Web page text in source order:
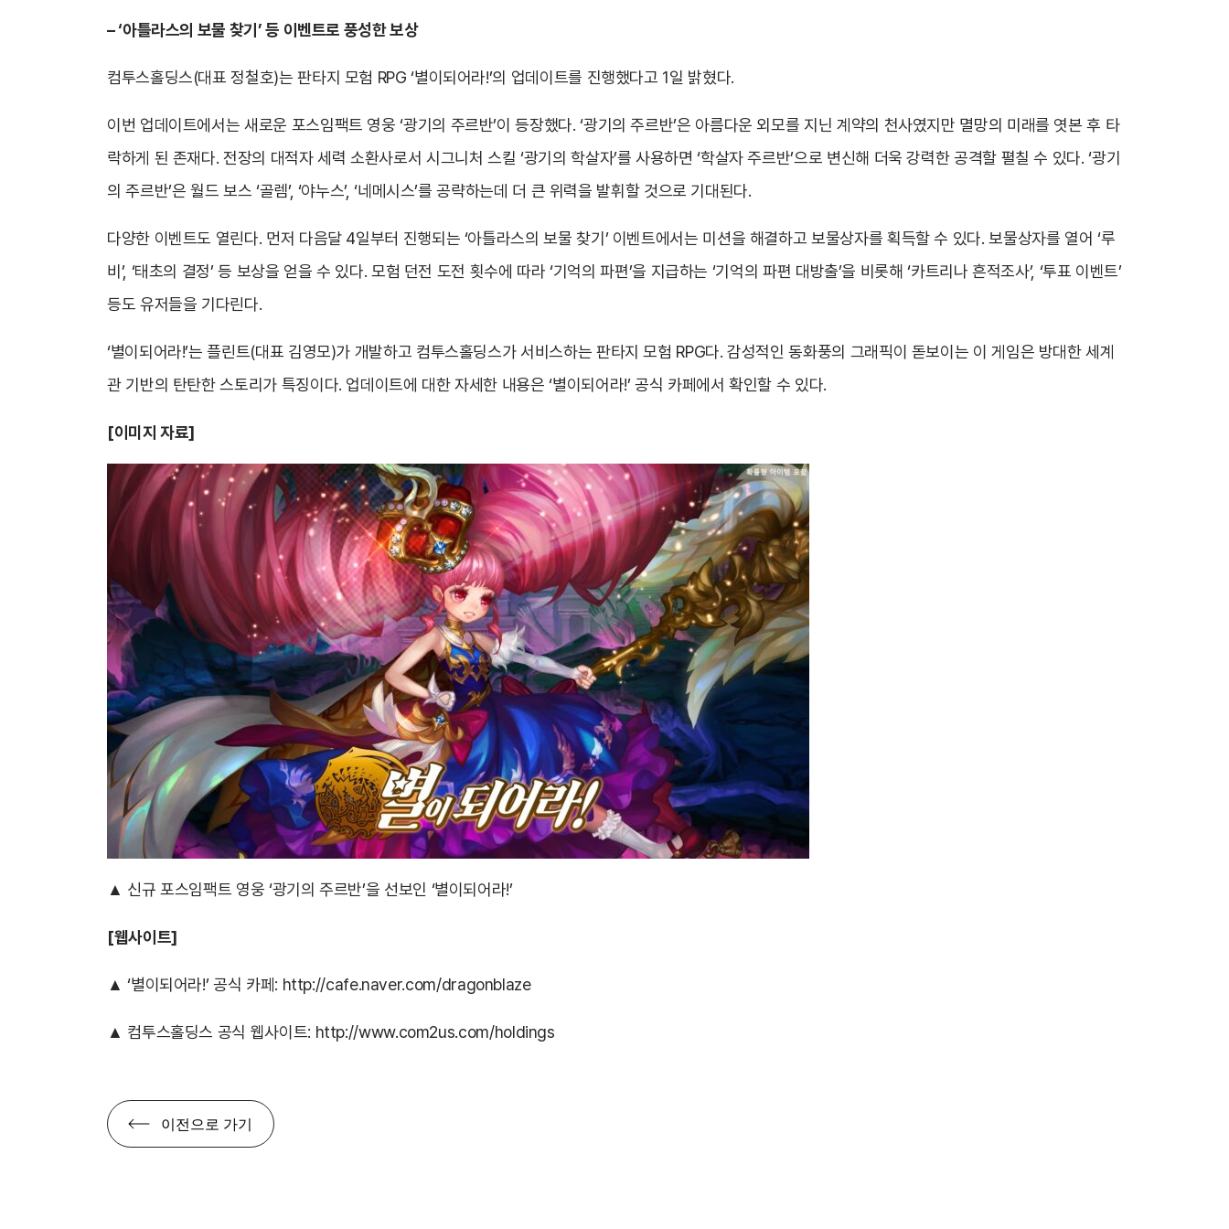
– ‘아틀라스의 보물 찾기’ 등 이벤트로 풍성한 보상
컴투스홀딩스(대표 정철호)는 판타지 모험 RPG ‘별이되어라!’의 업데이트를 진행했다고 1일 밝혔다.
이번 업데이트에서는 새로운 포스임팩트 영웅 ‘광기의 주르반’이 등장했다. ‘광기의 주르반’은 아름다운 외모를 지닌 계약의 천사였지만 멸망의 미래를 엿본 후 타
락하게 된 존재다. 전장의 대적자 세력 소환사로서 시그니처 스킬 ‘광기의 학살자’를 사용하면 ‘학살자 주르반’으로 변신해 더욱 강력한 공격할 펼칠 수 있다. ‘광기
의 주르반’은 월드 보스 ‘골렘’, ‘야누스’, ‘네메시스’를 공략하는데 더 큰 위력을 발휘할 것으로 기대된다.
다양한 이벤트도 열린다. 먼저 다음달 4일부터 진행되는 ‘아틀라스의 보물 찾기’ 이벤트에서는 미션을 해결하고 보물상자를 획득할 수 있다. 보물상자를 열어 ‘루
비’, ‘태초의 결정’ 등 보상을 얻을 수 있다. 모험 던전 도전 횟수에 따라 ‘기억의 파편’을 지급하는 ‘기억의 파편 대방출’을 비롯해 ‘카트리나 흔적조사’, ‘투표 이벤트’
등도 유저들을 기다린다.
‘별이되어라!’는 플린트(대표 김영모)가 개발하고 컴투스홀딩스가 서비스하는 판타지 모험 RPG다. 감성적인 동화풍의 그래픽이 돋보이는 이 게임은 방대한 세계
관 기반의 탄탄한 스토리가 특징이다. 업데이트에 대한 자세한 내용은 ‘별이되어라!’ 공식 카페에서 확인할 수 있다.
[이미지 자료]
▲ 신규 포스임팩트 영웅 ‘광기의 주르반’을 선보인 ‘별이되어라!’
[웹사이트]
▲ ‘별이되어라!’ 공식 카페: http://cafe.naver.com/dragonblaze
▲ 컴투스홀딩스 공식 웹사이트: http://www.com2us.com/holdings
이전으로 가기